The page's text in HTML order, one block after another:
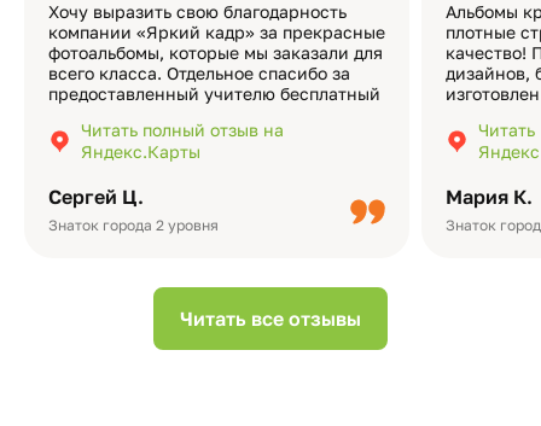
Сергей Ц.
Знаток города 2 уровня
Хочу выразить свою благодарность
компании «Яркий кадр» за прекрасные
фотоальбомы, которые мы заказали для
всего класса. Отдельное спасибо за
предоставленный учителю бесплатный
подчёркивает значимость события.
Качество альбомов на высшем уровне:
Читать полный отзыв на
Яндекс.Карты
Мария К.
Знаток
Альбомы
плотные
качество!
дизайнов,
добавить
видео с
Читать все отзывы